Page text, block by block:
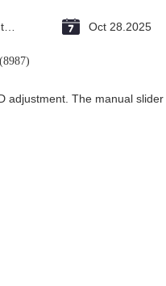
Oct 28.2025
adjustment. The manual